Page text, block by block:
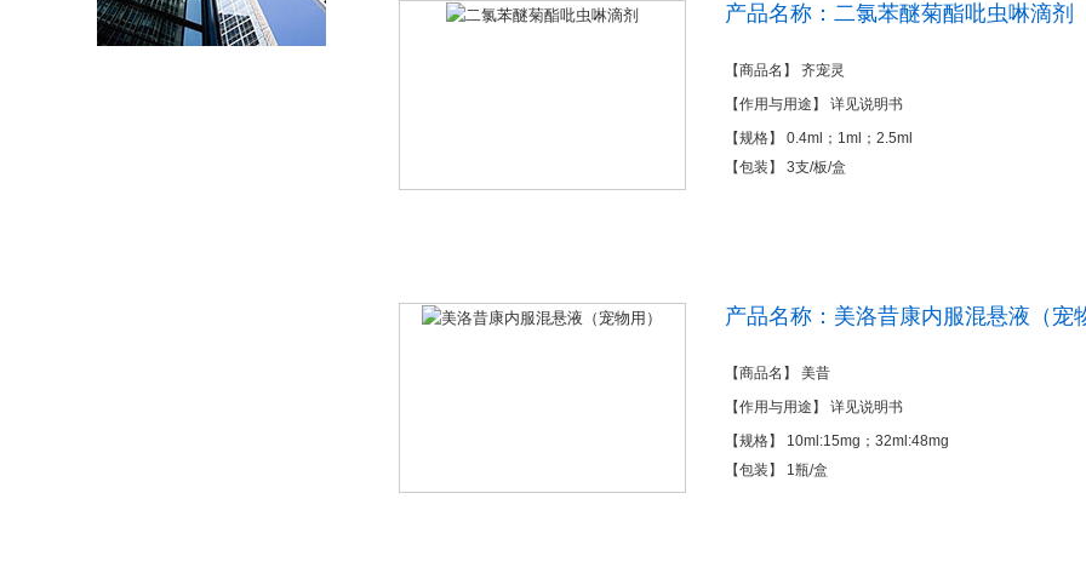
产品名称：二氯苯醚菊酯吡虫啉滴剂
【商品名】 齐宠灵
【作用与用途】 详见说明书
【规格】 0.4ml；1ml；2.5ml
【包装】 3支/板/盒
产品名称：美洛昔康内服混悬液（宠
【商品名】 美昔
【作用与用途】 详见说明书
【规格】 10ml:15mg；32ml:48mg
【包装】 1瓶/盒